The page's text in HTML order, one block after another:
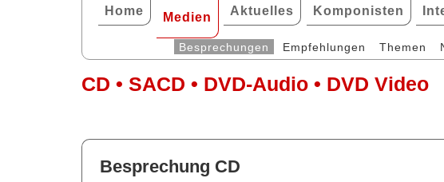
Home Medien Aktuelles Komponisten
Besprechungen Empfehlungen Themen
CD • SACD • DVD-Audio • DVD Video
Besprechung CD